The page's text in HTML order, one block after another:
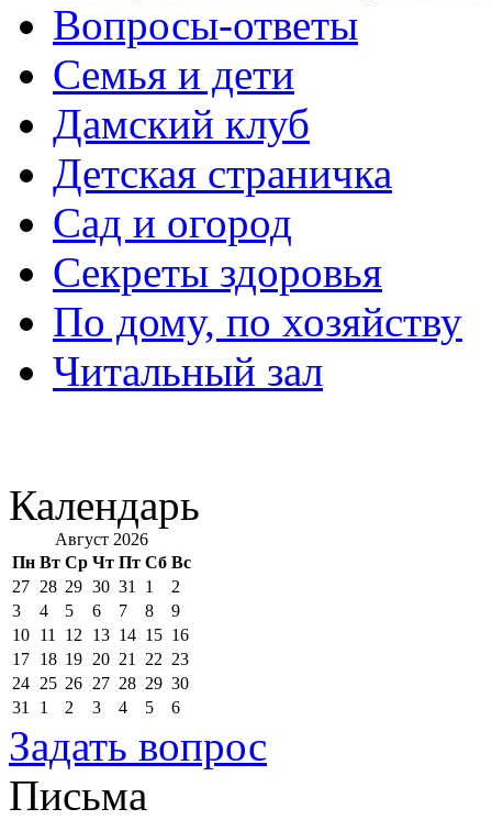
Вопросы-ответы
Семья и дети
Дамский клуб
Детская страничка
Сад и огород
Секреты здоровья
По дому, по хозяйству
Читальный зал
Календарь
Август 2026
Пн Вт Ср Чт Пт Сб Вс
27 28 29 30 31 1
2
3
4 5 6 7 8
9
10 11 12 13 14 15 16
17 18 19 20 21 22 23
24 25 26 27 28 29 30
31
1 2 3 4 5 6
Задать вопрос
Письма